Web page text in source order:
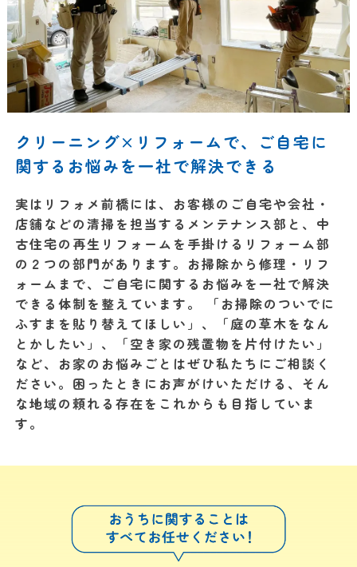
クリーニング×リフォームで、ご自宅に
関するお悩みを一社で解決できる
実はリフォメ前橋には、お客様のご自宅や会社・
店舗などの清掃を担当するメンテナンス部と、中
古住宅の再生リフォームを手掛けるリフォーム部
の２つの部門があります。お掃除から修理・リフ
ォームまで、ご自宅に関するお悩みを一社で解決
できる体制を整えています。 「お掃除のついでに
ふすまを貼り替えてほしい」、「庭の草木をなん
とかしたい」、「空き家の残置物を片付けたい」
など、お家のお悩みごとはぜひ私たちにご相談く
ださい。困ったときにお声がけいただける、そん
な地域の頼れる存在をこれからも目指していま
す。